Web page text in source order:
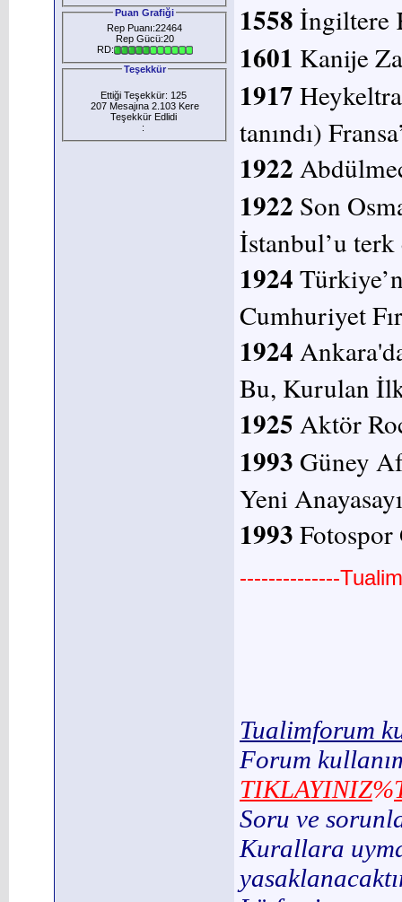
Puan Grafiği
Rep Puanı:22464
Rep Gücü:20
RD:
Teşekkür
Ettiği Teşekkür: 125
207 Mesajına 2.103 Kere
Teşekkür Edlidi
:
1558 İngiltere
1601 Kanije
1917
tanındı)
1922
1922 Son
İstanbul’u
1924
Cumhuriyet
1924
Bu, Kurulan
1925 Aktör
1993 Güney
Yeni
1993 Fotospor
--------------
Tualimforum
Forum
TIKLAYINIZ%
Soru ve
Kurallara